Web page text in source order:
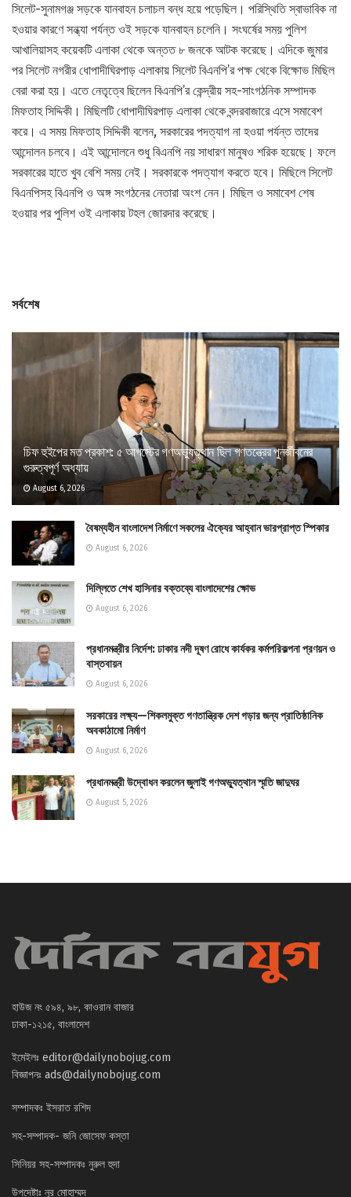
সিলেট-সুনামগঞ্জ সড়কে যানবাহন চলাচল বন্ধ হয়ে পড়েছিল। পরিস্থিতি স্বাভাবিক না
হওয়ার কারণে সন্ধ্যা পর্যন্ত ওই সড়কে যানবাহন চলেনি। সংঘর্ষের সময় পুলিশ
আখালিয়াসহ কয়েকটি এলাকা থেকে অন্তত ৮ জনকে আটক করেছে। এদিকে জুমার
পর সিলেট নগরীর ধোপাদীঘিরপাড় এলাকায় সিলেট বিএনপি’র পক্ষ থেকে বিক্ষোভ মিছিল
বেরা করা হয়। এতে নেতৃত্বে ছিলেন বিএনপি’র কেন্দ্রীয় সহ-সাংগঠনিক সম্পাদক
মিফতাহ সিদ্দিকী। মিছিলটি ধোপাদীঘিরপাড় এলাকা থেকে বন্দরবাজারে এসে সমাবেশ
করে। এ সময় মিফতাহ সিদ্দিকী বলেন, সরকারের পদত্যাগ না হওয়া পর্যন্ত তাদের
আন্দোলন চলবে। এই আন্দোলনে শুধু বিএনপি নয় সাধারণ মানুষও শরিক হয়েছে। ফলে
সরকারের হাতে খুব বেশি সময় নেই। সরকারকে পদত্যাগ করতে হবে। মিছিলে সিলেট
বিএনপিসহ বিএনপি ও অঙ্গ সংগঠনের নেতারা অংশ নেন। মিছিল ও সমাবেশ শেষ
হওয়ার পর পুলিশ ওই এলাকায় টহল জোরদার করেছে।
সর্বশেষ
চিফ হুইপের মত প্রকাশ: ৫ আগস্টের গণঅভ্যুত্থান ছিল গণতন্ত্রের পুনর্জীবনের
গুরুত্বপূর্ণ অধ্যায়
August 6, 2026
বৈষম্যহীন বাংলাদেশ নির্মাণে সকলের ঐক্যের আহ্বান ভারপ্রাপ্ত স্পিকার
August 6, 2026
দিল্লিতে শেখ হাসিনার বক্তব্যে বাংলাদেশের ক্ষোভ
August 6, 2026
প্রধানমন্ত্রীর নির্দেশ: ঢাকার নদী দূষণ রোধে কার্যকর কর্মপরিকল্পনা প্রণয়ন ও
বাস্তবায়ন
August 6, 2026
সরকারের লক্ষ্য—শিকলমুক্ত গণতান্ত্রিক দেশ গড়ার জন্য প্রাতিষ্ঠানিক
অবকাঠামো নির্মাণ
August 6, 2026
প্রধানমন্ত্রী উদ্বোধন করলেন জুলাই গণঅভ্যুত্থান স্মৃতি জাদুঘর
August 5, 2026
হাউজ নং ৫৯৪, ৯৮, কাওরান বাজার
ঢাকা-১২১৫, বাংলাদেশ
ইমেইলঃ editor@dailynobojug.com
বিজ্ঞাপনঃ ads@dailynobojug.com
সম্পাদকঃ ইসরাত রশিদ
সহ-সম্পাদক- জনি জোসেফ কস্তা
সিনিয়র সহ-সম্পাদকঃ নুরুল হুদা
উপদেষ্টাঃ নূর মোহাম্মদ